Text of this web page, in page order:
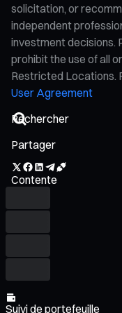
solicitation, or
independent
investment decisions.
prohibit the use of all
Restricted Locations.
User Agreement
Partager
Contente
Suivi de portefeuille